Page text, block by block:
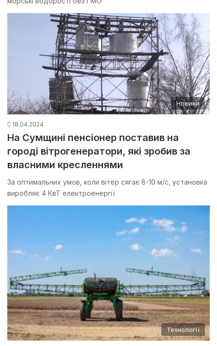
Новини
18.04.2024
На Сумщині пенсіонер поставив на
городі вітрогенератори, які зробив за
власними кресленнями
За оптимальних умов, коли вітер сягає 8-10 м/с, установка
виробляє 4 КвТ електроенергії
Технології